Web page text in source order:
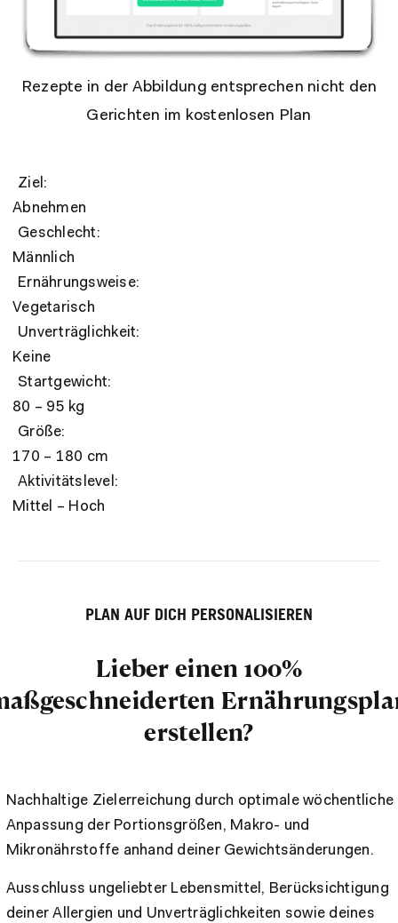
Rezepte in der Abbildung entsprechen nicht den
Gerichten im kostenlosen Plan
Ziel:
Abnehmen
Geschlecht:
Männlich
Ernährungsweise:
Vegetarisch
Unverträglichkeit:
Keine
Startgewicht:
80 – 95 kg
Größe:
170 – 180 cm
Aktivitätslevel:
Mittel – Hoch
PLAN AUF DICH PERSONALISIEREN
Lieber einen 100%
erstellen?
Nachhaltige Zielerreichung durch optimale wöchentliche
Anpassung der Portionsgrößen, Makro- und
Mikronährstoffe anhand deiner Gewichtsänderungen.
Ausschluss ungeliebter Lebensmittel, Berücksichtigung
deiner Allergien und Unverträglichkeiten sowie deines